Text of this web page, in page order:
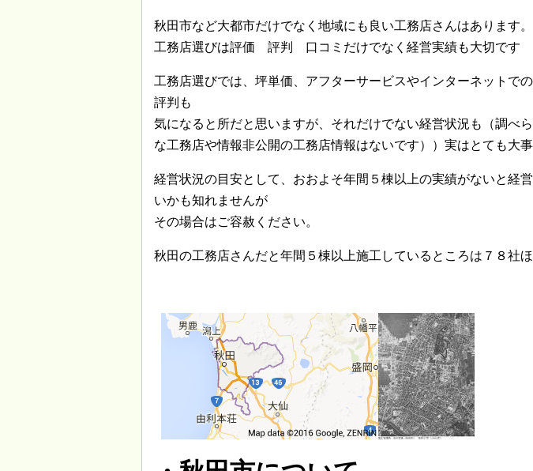
秋田市など大都市だけでなく地域にも良い工務店さんはあります。
工務店選びは評価 評判 口コミだけでなく経営実績も大切です
工務店選びでは、坪単価、アフターサービスやインターネットで
評判も
気になると所だと思いますが、それだけでない経営状況も（調べ
な工務店や情報非公開の工務店情報はないです））実はとても大事
経営状況の目安として、おおよそ年間５棟以上の実績がないと経
いかも知れませんが
その場合はご容赦ください。
秋田の工務店さんだと年間５棟以上施工しているところは７８社ほ